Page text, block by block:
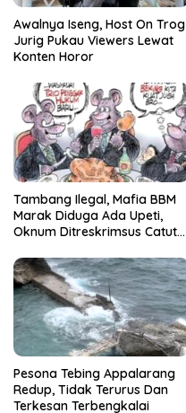
Awalnya Iseng, Host On Trog
Jurig Pukau Viewers Lewat
Konten Horor
Tambang Ilegal, Mafia BBM
Marak Diduga Ada Upeti,
Oknum Ditreskrimsus Catut
Pesona Tebing Appalarang
Redup, Tidak Terurus Dan
Terkesan Terbengkalai